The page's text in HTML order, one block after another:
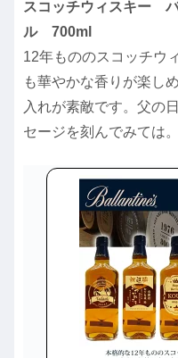
スコッチウィスキー
ル 700ml
12年もののスコッチウ
も華やかな香りが楽し
入れが素敵です。父の
セージを刻んでみては。